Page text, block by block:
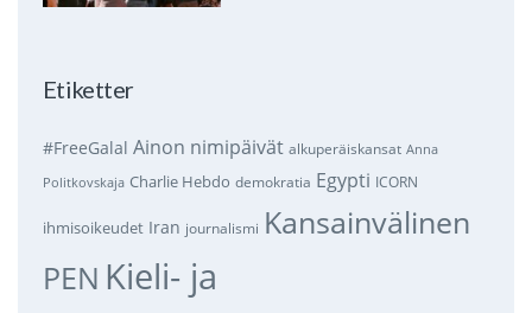
Etiketter
#FreeGalal Ainon nimipäivät alkuperäiskansat Anna
Politkovskaja Charlie Hebdo demokratia Egypti ICORN
ihmisoikeudet Iran journalismi Kansainvälinen
PEN Kieli- ja